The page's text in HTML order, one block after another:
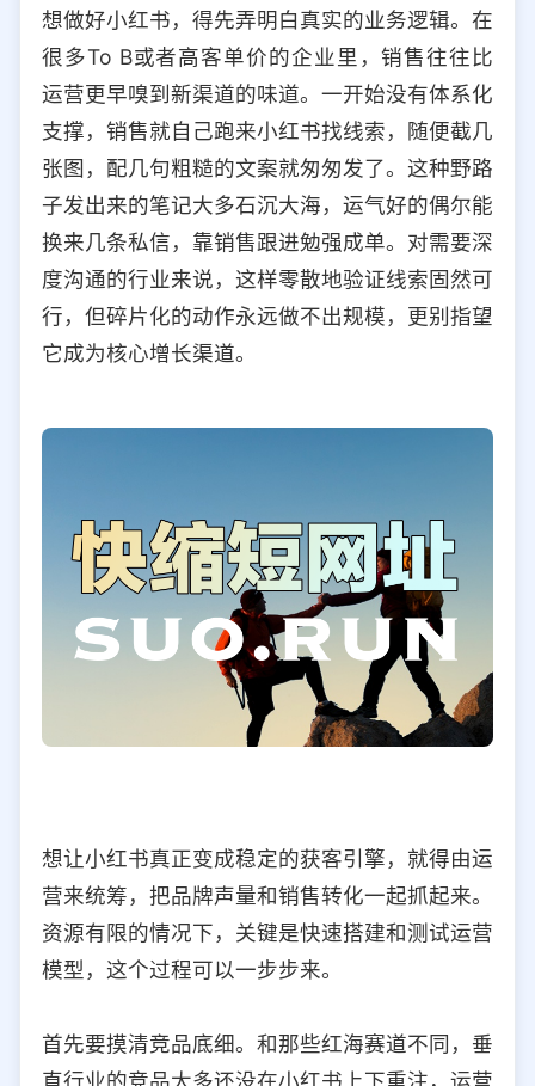
想做好小红书，得先弄明白真实的业务逻辑。在
很多To B或者高客单价的企业里，销售往往比
运营更早嗅到新渠道的味道。一开始没有体系化
支撑，销售就自己跑来小红书找线索，随便截几
张图，配几句粗糙的文案就匆匆发了。这种野路
子发出来的笔记大多石沉大海，运气好的偶尔能
换来几条私信，靠销售跟进勉强成单。对需要深
度沟通的行业来说，这样零散地验证线索固然可
行，但碎片化的动作永远做不出规模，更别指望
它成为核心增长渠道。
想让小红书真正变成稳定的获客引擎，就得由运
营来统筹，把品牌声量和销售转化一起抓起来。
资源有限的情况下，关键是快速搭建和测试运营
模型，这个过程可以一步步来。
首先要摸清竞品底细。和那些红海赛道不同，垂